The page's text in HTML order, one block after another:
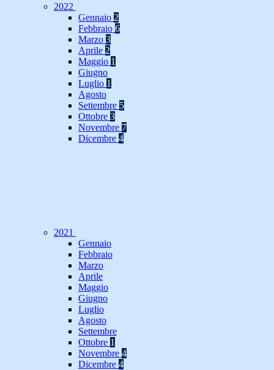
2022
Gennaio 2
Febbraio 6
Marzo 3
Aprile 2
Maggio 1
Giugno
Luglio 1
Agosto
Settembre 5
Ottobre 3
Novembre 7
Dicembre 4
2021
Gennaio
Febbraio
Marzo
Aprile
Maggio
Giugno
Luglio
Agosto
Settembre
Ottobre 1
Novembre 4
Dicembre 4